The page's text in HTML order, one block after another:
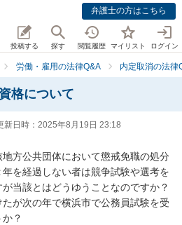
弁護士の方はこちら
投稿する 探す 閲覧履歴 マイリスト ログイン
労働・雇用の法律Q&A 内定取消の法律
格について
新日時： 2025年8月19日 23:18
方公共団体において懲戒免職の処分
を経過しない者は競争試験や選考を
当該とはどうゆうことなのですか？
が次の年で横浜市で公務員試験を受
？